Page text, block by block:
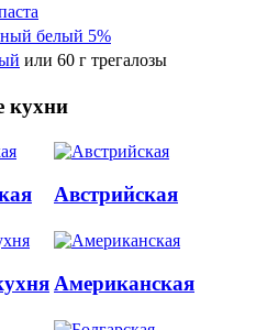
белый 5%
или 60 г трегалозы
кухни
Австрийская
Американская